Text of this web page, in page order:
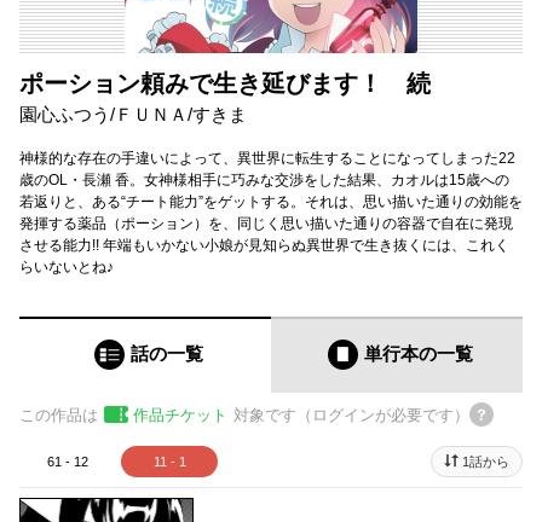
ポーション頼みで生き延びます！ 続
園心ふつう / ＦＵＮＡ/すきま
神様的な存在の手違いによって、異世界に転生することになってしまった22
歳のOL・長瀬 香。女神様相手に巧みな交渉をした結果、カオルは15歳への
若返りと、ある“チート能力”をゲットする。それは、思い描いた通りの効能を
発揮する薬品（ポーション）を、同じく思い描いた通りの容器で自在に発現
させる能力!! 年端もいかない小娘が見知らぬ異世界で生き抜くには、これく
らいないとね♪
話の一覧 単行本の一覧
この作品は 作品チケット 対象です（ログインが必要です）
61 - 12 11 - 1 1話から